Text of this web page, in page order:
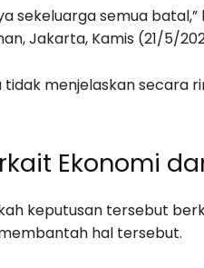
sekeluarga semua
Jakarta, Kamis (21/5/
tidak menjelaskan
Ekonomi
keputusan tersebut
hal tersebut.